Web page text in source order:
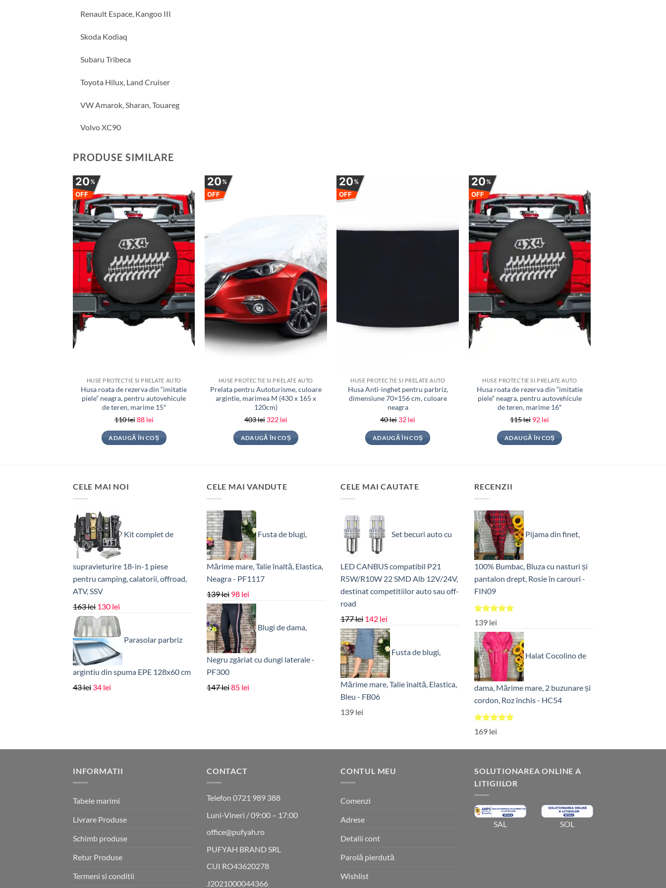
Renault Espace, Kangoo III
Skoda Kodiaq
Subaru Tribeca
Toyota Hilux, Land Cruiser
VW Amarok, Sharan, Touareg
Volvo XC90
PRODUSE SIMILARE
20%
OFF
Adauga la favorite
HUSE PROTECTIE SI PRELATE AUTO
Husa roata de rezerva din “imitatie
piele” neagra, pentru autovehicule
de teren, marime 15″
110leiPrețul
inițial
a
88 leiPrețul
curent
este:
ADAUGĂ ÎN COȘ
20%
OFF
HUSE PROTECTIE SI PRELATE AUTO
Prelata pentru Autoturisme, culoare
argintie, marimea M (430 x 165 x
120cm)
403lei Prețul
inițial
a
322 leiPrețul
curent
este:
ADAUGĂ ÎN COȘ
20%
OFF
HUSE PROTECTIE SI PRELATE AUTO
Husa Anti-inghet pentru parbriz,
dimensiune 70×156 cm, culoare
neagra
40lei Prețul
inițial
a
32 lei
curent
este:
ADAUGĂ ÎN COȘ
20%
OFF
Adauga la favorite
HUSE PROTECTIE SI PRELATE AUTO
Husa roata de rezerva din “imitatie
piele” neagra, pentru autovehicule
de teren, marime 16″
115lei Prețul
inițial
a
92 lei
curent
este:
ADAUGĂ ÎN COȘ
CELE MAI NOI
Kit complet de
supravieturire 18-in-1 piese
pentru camping, calatorii, offroad,
ATV, SSV
163lei Prețul
inițial
a
fost:
163 lei.
130 lei
este:
130 lei.
Parasolar parbriz
argintiu din spuma EPE 128x60 cm
43lei Prețul
34 lei
CELE MAI VANDUTE
Fusta de blugi,
Mărime mare, Talie înaltă, Elastica,
Neagra - PF1117
139lei Prețul
inițial
fost:
139 lei.
98 lei
curent
este:
98 lei.Blugi de dama,
Negru zgâriat cu dungi laterale -
PF300
147leiPrețul
85 lei
CELE MAI CAUTATE
Set becuri auto cu
LED CANBUS compatibil P21
R5W/R10W 22 SMD Alb 12V/24V,
destinat competitiilor auto sau off-
road
177lei Prețul
inițial
fost:
177 lei.
142 lei
curent
este:
142 lei.
Fusta de blugi,
Mărime mare, Talie înaltă, Elastica,
Bleu - FB06
139 lei
RECENZII
Pijama din finet,
100% Bumbac, Bluza cu nasturi și
pantalon drept, Rosie în carouri -
FIN09
Evaluat la
5.00 din 5
139 lei
Halat Cocolino de
dama, Mărime mare, 2 buzunare și
cordon, Roz închis - HC54
Evaluat la
5.00 din 5
169 lei
INFORMATII
Tabele marimi
Livrare Produse
Schimb produse
Retur Produse
Termeni si conditii
CONTACT
Telefon 0721 989 388
Luni-Vineri / 09:00 – 17:00
office@pufyah.ro
PUFYAH BRAND SRL
CUI RO43620278
J2021000044366
CONTUL MEU
Comenzi
Adrese
Detalii cont
Parolă pierdută
Wishlist
SOLUTIONAREA ONLINE A
LITIGIILOR
SAL SOL